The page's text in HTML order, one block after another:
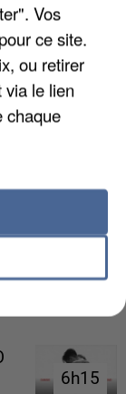
PAR UNE
6h15
6h15
Vos
ce site.
ou retirer
le lien
chaque